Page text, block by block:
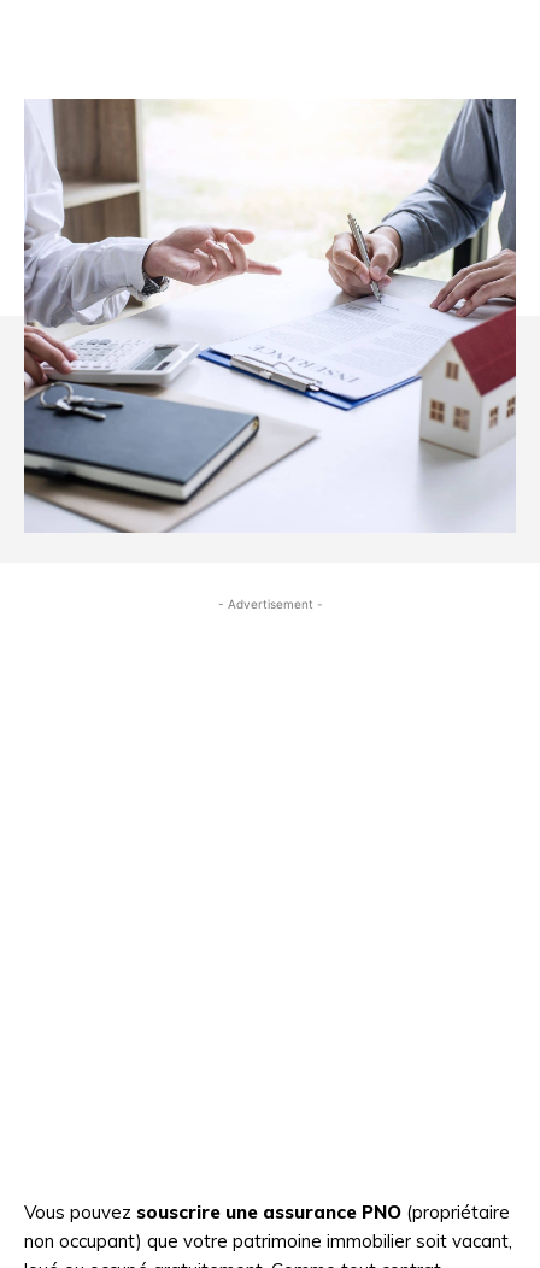
- Advertisement -
Vous pouvez souscrire une assurance PNO (propriétaire
non occupant) que votre patrimoine immobilier soit vacant,